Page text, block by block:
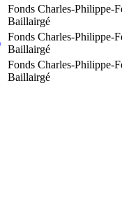
Fonds Charles-Philippe-
Baillairgé
Fonds Charles-Philippe-
Baillairgé
Fonds Charles-Philippe-
Baillairgé